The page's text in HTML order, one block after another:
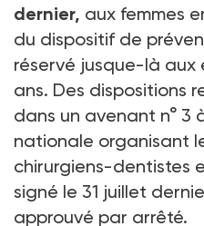
dernier, aux femmes
du dispositif de
réservé jusque-là aux
ans. Des dispositions
dans un avenant n° 3
nationale organisant
chirurgiens-dentistes
signé le 31 juillet
approuvé par arrêté.